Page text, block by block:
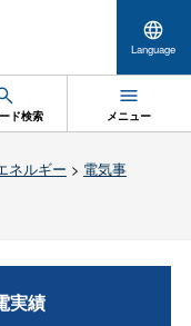
Language
ド検索 メニュー
ネルギー > 電気事
実績